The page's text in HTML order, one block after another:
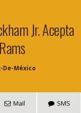
Jr. Acepta
México
Mail SMS